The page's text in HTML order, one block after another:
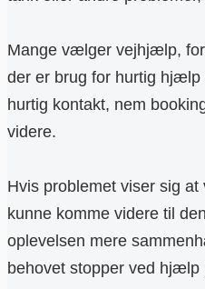
Mange vælger vejhjælp,
der er brug for hurtig hjælp
hurtig kontakt, nem
videre.
Hvis problemet viser sig
kunne komme videre til
oplevelsen mere
behovet stopper ved